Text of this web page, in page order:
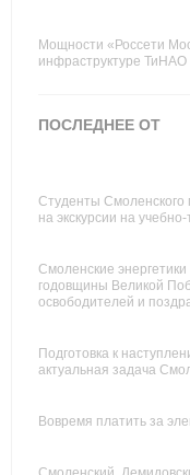
Мощности «Россети
инфраструктуре ТиНАО
ПОСЛЕДНЕЕ ОТ
Студенты Смоленского
на экскурсии на
Смоленские
годовщины Великой
освободителей и
Подготовка к
актуальная задача
Вовремя платить за